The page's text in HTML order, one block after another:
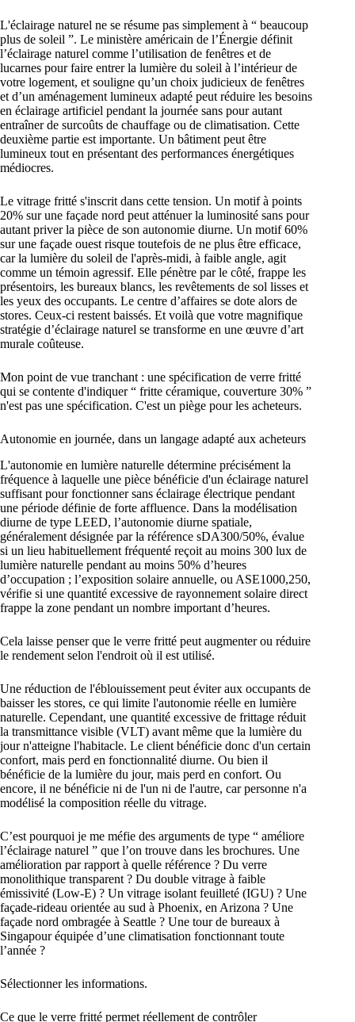
L'éclairage naturel ne se résume pas simplement à “ beaucoup
plus de soleil ”. Le ministère américain de l’Énergie définit
l’éclairage naturel comme l’utilisation de fenêtres et de
lucarnes pour faire entrer la lumière du soleil à l’intérieur de
votre logement, et souligne qu’un choix judicieux de fenêtres
et d’un aménagement lumineux adapté peut réduire les besoins
en éclairage artificiel pendant la journée sans pour autant
entraîner de surcoûts de chauffage ou de climatisation. Cette
deuxième partie est importante. Un bâtiment peut être
lumineux tout en présentant des performances énergétiques
médiocres.
Le vitrage fritté s'inscrit dans cette tension. Un motif à points
20% sur une façade nord peut atténuer la luminosité sans pour
autant priver la pièce de son autonomie diurne. Un motif 60%
sur une façade ouest risque toutefois de ne plus être efficace,
car la lumière du soleil de l'après-midi, à faible angle, agit
comme un témoin agressif. Elle pénètre par le côté, frappe les
présentoirs, les bureaux blancs, les revêtements de sol lisses et
les yeux des occupants. Le centre d’affaires se dote alors de
stores. Ceux-ci restent baissés. Et voilà que votre magnifique
stratégie d’éclairage naturel se transforme en une œuvre d’art
murale coûteuse.
Mon point de vue tranchant : une spécification de verre fritté
qui se contente d'indiquer “ fritte céramique, couverture 30% ”
n'est pas une spécification. C'est un piège pour les acheteurs.
Autonomie en journée, dans un langage adapté aux acheteurs
L'autonomie en lumière naturelle détermine précisément la
fréquence à laquelle une pièce bénéficie d'un éclairage naturel
suffisant pour fonctionner sans éclairage électrique pendant
une période définie de forte affluence. Dans la modélisation
diurne de type LEED, l’autonomie diurne spatiale,
généralement désignée par la référence sDA300/50%, évalue
si un lieu habituellement fréquenté reçoit au moins 300 lux de
lumière naturelle pendant au moins 50% d’heures
d’occupation ; l’exposition solaire annuelle, ou ASE1000,250,
vérifie si une quantité excessive de rayonnement solaire direct
frappe la zone pendant un nombre important d’heures.
Cela laisse penser que le verre fritté peut augmenter ou réduire
le rendement selon l'endroit où il est utilisé.
Une réduction de l'éblouissement peut éviter aux occupants de
baisser les stores, ce qui limite l'autonomie réelle en lumière
naturelle. Cependant, une quantité excessive de frittage réduit
la transmittance visible (VLT) avant même que la lumière du
jour n'atteigne l'habitacle. Le client bénéficie donc d'un certain
confort, mais perd en fonctionnalité diurne. Ou bien il
bénéficie de la lumière du jour, mais perd en confort. Ou
encore, il ne bénéficie ni de l'un ni de l'autre, car personne n'a
modélisé la composition réelle du vitrage.
C’est pourquoi je me méfie des arguments de type “ améliore
l’éclairage naturel ” que l’on trouve dans les brochures. Une
amélioration par rapport à quelle référence ? Du verre
monolithique transparent ? Du double vitrage à faible
émissivité (Low-E) ? Un vitrage isolant feuilleté (IGU) ? Une
façade-rideau orientée au sud à Phoenix, en Arizona ? Une
façade nord ombragée à Seattle ? Une tour de bureaux à
Singapour équipée d’une climatisation fonctionnant toute
l’année ?
Sélectionner les informations.
Ce que le verre fritté permet réellement de contrôler